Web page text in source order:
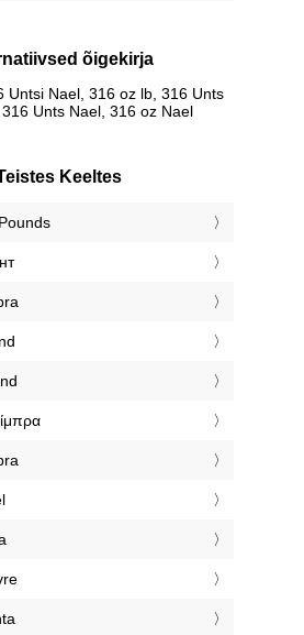
õigekirja
Untsi Nael, 316 oz lb, 316 Unts
Unts Nael, 316 oz Nael
Keeltes